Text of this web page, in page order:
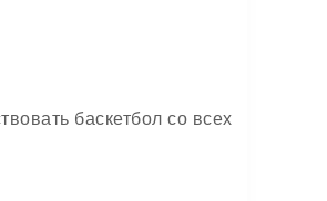
баскетбол со всех